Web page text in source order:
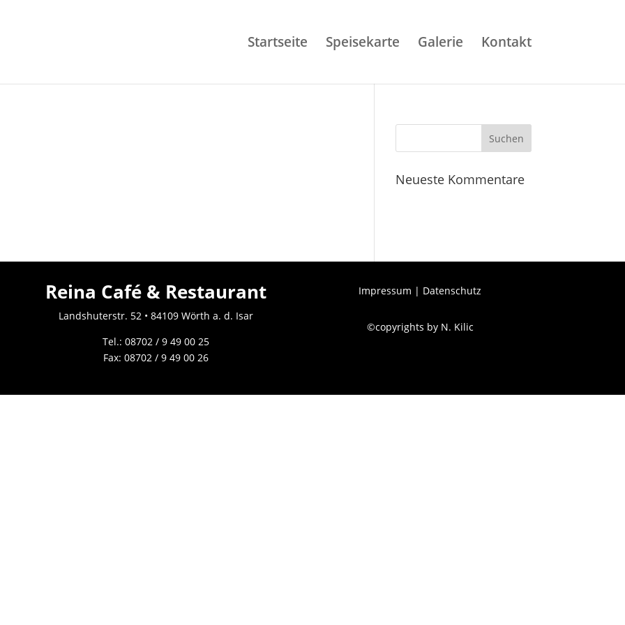
Startseite Speisekarte Galerie Kontakt
Neueste Kommentare
Reina Café & Restaurant
Landshuterstr. 52 • 84109 Wörth a. d. Isar
Tel.:08702 / 9 49 00 25
Fax: 08702 / 9 49 00 26
Impressum | Datenschutz
©copyrights by N. Kilic